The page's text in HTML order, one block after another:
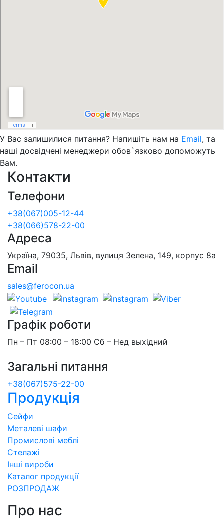
У Вас залишилися питання? Напишіть нам на Email, та
наші досвідчені менеджери обов`язково допоможуть
Вам.
Контакти
Телефони
+38(067)005-12-44
+38(066)578-22-00
Адреса
Україна, 79035, Львів, вулиця Зелена, 149, корпус 8а
Email
sales@ferocon.ua
Графік роботи
Пн – Пт 08:00 – 18:00 Сб – Нед выхідний
Загальні питання
+38(067)575-22-00
Продукція
Сейфи
Металеві шафи
Промислові меблі
Стелажі
Інші вироби
Каталог продукції
РОЗПРОДАЖ
Про нас